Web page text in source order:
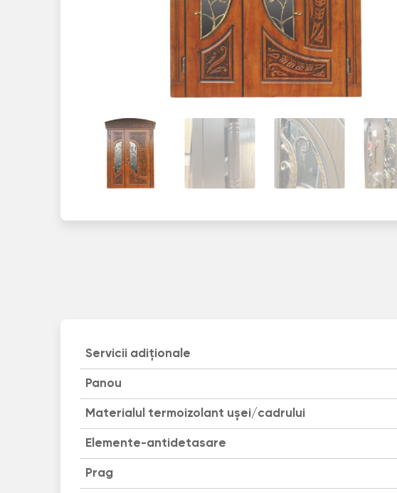
Servicii adiționale
Panou
Materialul termoizolant uşei/cadrului
Elemente-antidetasare
Prag